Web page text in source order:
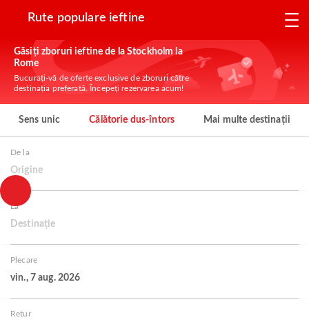
Rute populare ieftine
Găsiți zboruri ieftine de la Stockholm la
Rome
Bucurați-vă de oferte exclusive de zboruri către
destinația preferată. Începeți rezervarea acum!
Sens unic Călătorie dus-întors Mai multe destinații
De la
Origine
La
Destinație
Plecare
vin., 7 aug. 2026
Retur